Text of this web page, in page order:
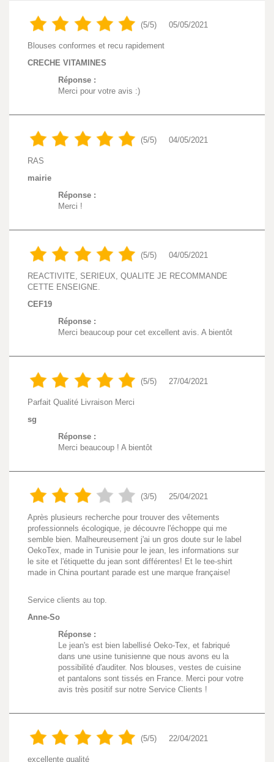
(5/5) 05/05/2021
Blouses conformes et recu rapidement
CRECHE VITAMINES
Réponse :
Merci pour votre avis :)
(5/5) 04/05/2021
RAS
mairie
Réponse :
Merci !
(5/5) 04/05/2021
REACTIVITE, SERIEUX, QUALITE JE RECOMMANDE
CETTE ENSEIGNE.
CEF19
Réponse :
Merci beaucoup pour cet excellent avis. A bientôt
(5/5) 27/04/2021
Parfait Qualité Livraison Merci
sg
Réponse :
Merci beaucoup ! A bientôt
(3/5) 25/04/2021
Après plusieurs recherche pour trouver des vêtements
professionnels écologique, je découvre l'échoppe qui me
semble bien. Malheureusement j'ai un gros doute sur le label
OekoTex, made in Tunisie pour le jean, les informations sur
le site et l'étiquette du jean sont différentes! Et le tee-shirt
made in China pourtant parade est une marque française!
Service clients au top.
Anne-So
Réponse :
Le jean's est bien labellisé Oeko-Tex, et fabriqué
dans une usine tunisienne que nous avons eu la
possibilité d'auditer. Nos blouses, vestes de cuisine
et pantalons sont tissés en France. Merci pour votre
avis très positif sur notre Service Clients !
(5/5) 22/04/2021
excellente qualité